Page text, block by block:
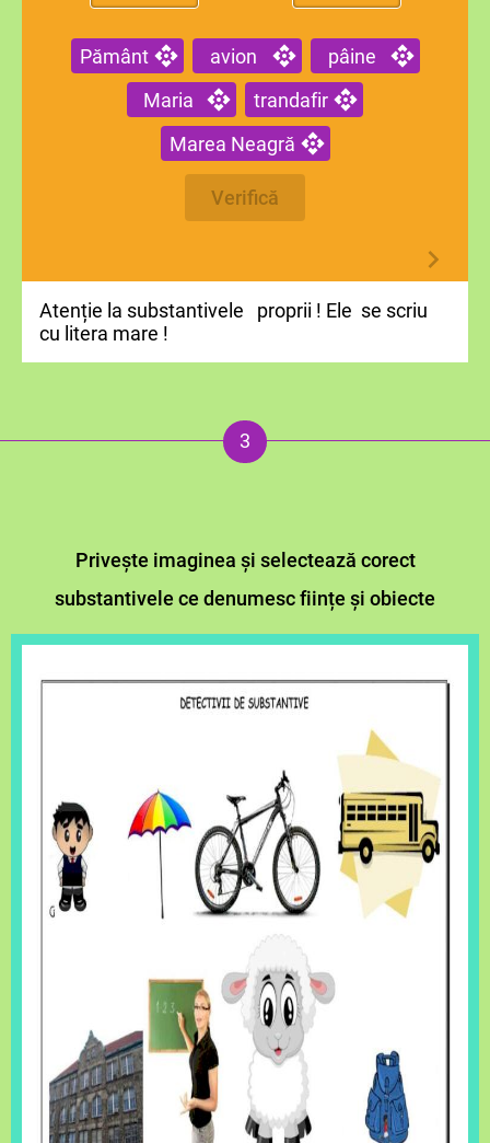
Pământ avion
pâine
Maria
trandafir
Marea Neagră
Verifică
Atenție la substantivele proprii ! Ele se scriu
cu litera mare !
Privește imaginea și selectează corect
substantivele ce denumesc ființe și obiecte